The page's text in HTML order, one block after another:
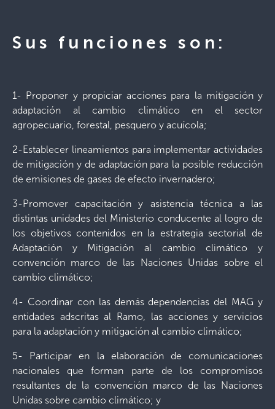
Sus funciones son:
1- Proponer y propiciar acciones para la mitigación y
adaptación al cambio climático en el sector
agropecuario, forestal, pesquero y acuícola;
2-Establecer lineamientos para implementar actividades
de mitigación y de adaptación para la posible reducción
de emisiones de gases de efecto invernadero;
3-Promover capacitación y asistencia técnica a las
distintas unidades del Ministerio conducente al logro de
los objetivos contenidos en la estrategia sectorial de
Adaptación y Mitigación al cambio climático y
convención marco de las Naciones Unidas sobre el
cambio climático;
4- Coordinar con las demás dependencias del MAG y
entidades adscritas al Ramo, las acciones y servicios
para la adaptación y mitigación al cambio climático;
5- Participar en la elaboración de comunicaciones
nacionales que forman parte de los compromisos
resultantes de la convención marco de las Naciones
Unidas sobre cambio climático; y